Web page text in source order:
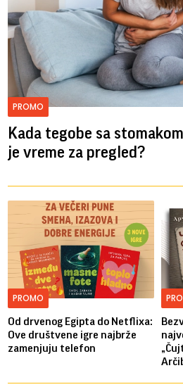
PROMO
Kada tegobe sa
je vreme za pregled?
PROMO
Od drvenog Egipta do Netflixa:
Ove društvene igre najbrže
zamenjuju telefon